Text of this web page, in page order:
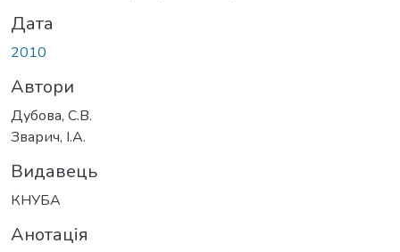
Дата
2010
Автори
Дубова, С.В.
Зварич, І.А.
Видавець
КНУБА
Анотація